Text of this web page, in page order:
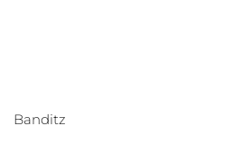
Banditz